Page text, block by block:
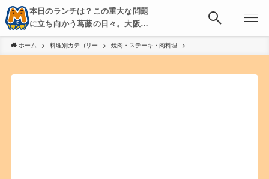
本日のランチは？この重大な問題
に立ち向かう葛藤の日々。大阪・
京都・神戸を中心とした食べ歩
き、飲み歩きを綴る。
ホーム 料理別カテゴリー 焼肉・ステーキ・肉料理